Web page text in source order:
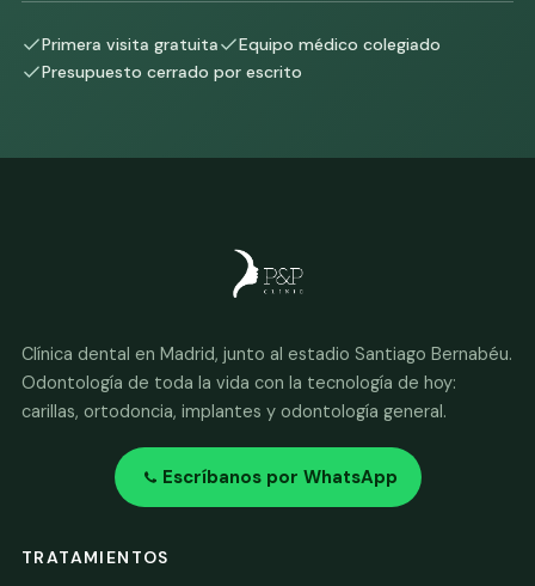
Primera visita gratuita
Equipo médico colegiado
Presupuesto cerrado por escrito
Clínica dental en Madrid, junto al estadio Santiago Bernabéu.
Odontología de toda la vida con la tecnología de hoy:
carillas, ortodoncia, implantes y odontología general.
Escríbanos por WhatsApp
TRATAMIENTOS